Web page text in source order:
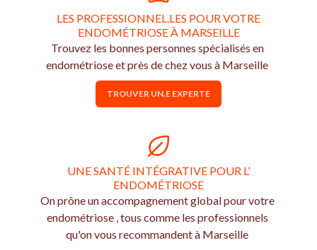
LES PROFESSIONNEL.LES POUR VOTRE
ENDOMÉTRIOSE À MARSEILLE
Trouvez les bonnes personnes spécialisés en
endométriose et près de chez vous à Marseille
TROUVER UN.E EXPERTE
UNE SANTÉ INTÉGRATIVE POUR L’
ENDOMÉTRIOSE
On prône un accompagnement global pour votre
endométriose , tous comme les professionnels
qu'on vous recommandent à Marseille